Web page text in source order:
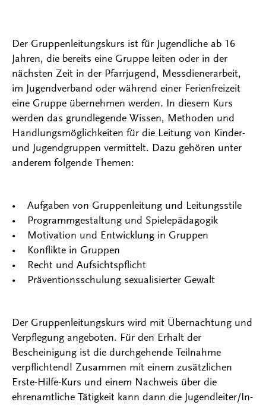
Der Gruppenleitungskurs ist für Jugendliche ab 16
Jahren, die bereits eine Gruppe leiten oder in der
nächsten Zeit in der Pfarrjugend, Messdienerarbeit,
im Jugendverband oder während einer Ferienfreizeit
eine Gruppe übernehmen werden. In diesem Kurs
werden das grundlegende Wissen, Methoden und
Handlungsmöglichkeiten für die Leitung von Kinder-
und Jugendgruppen vermittelt. Dazu gehören unter
anderem folgende Themen:
• Aufgaben von Gruppenleitung und Leitungsstile
• Programmgestaltung und Spielepädagogik
• Motivation und Entwicklung in Gruppen
• Konflikte in Gruppen
• Recht und Aufsichtspflicht
• Präventionsschulung sexualisierter Gewalt
Der Gruppenleitungskurs wird mit Übernachtung und
Verpflegung angeboten. Für den Erhalt der
Bescheinigung ist die durchgehende Teilnahme
verpflichtend! Zusammen mit einem zusätzlichen
Erste-Hilfe-Kurs und einem Nachweis über die
ehrenamtliche Tätigkeit kann dann die Jugendleiter/In-